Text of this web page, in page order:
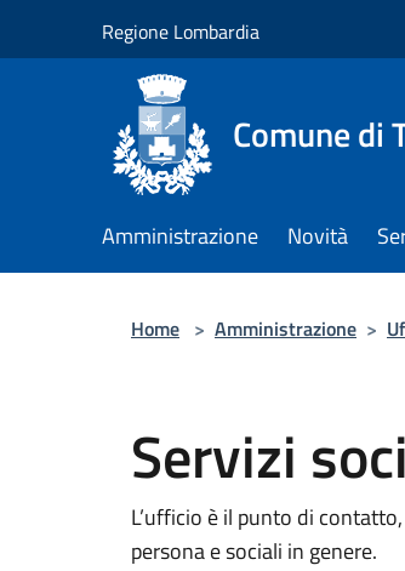
Regione Lombardia
Comune di
Amministrazione Novità
Home > Amministrazione >
Servizi
L’ufficio è il punto di
persona e sociali in genere.